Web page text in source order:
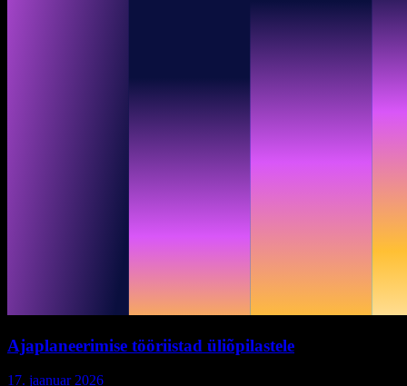
Ajaplaneerimise tööriistad üliõpilastele
17. jaanuar 2026